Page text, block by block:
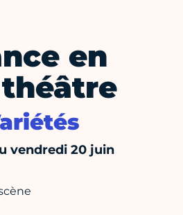
en
vendredi 20 juin